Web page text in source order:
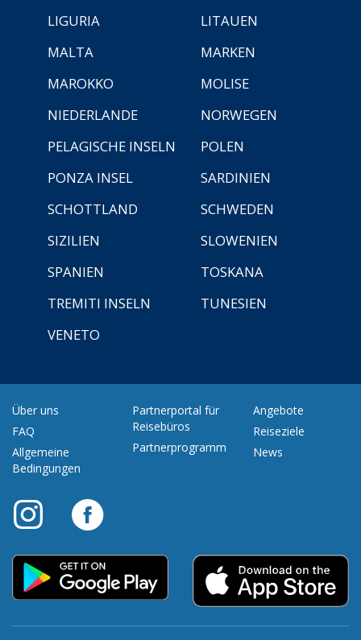
LIGURIA
LITAUEN
MALTA
MARKEN
MAROKKO
MOLISE
NIEDERLANDE
NORWEGEN
PELAGISCHE INSELN
POLEN
PONZA INSEL
SARDINIEN
SCHOTTLAND
SCHWEDEN
SIZILIEN
SLOWENIEN
SPANIEN
TOSKANA
TREMITI INSELN
TUNESIEN
VENETO
Über uns
FAQ
Allgemeine
Bedingungen
Partnerportal für
Reisebüros
Partnerprogramm
Angebote
Reiseziele
News